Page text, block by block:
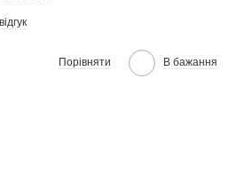
Порівняти В бажання